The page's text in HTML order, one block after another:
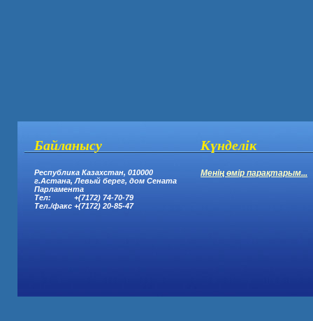
Байланысу
Республика Казахстан, 010000
г.Астана, Левый берег, дом Сената
Парламента
Тел: +(7172) 74-70-79
Тел./факс +(7172) 20-85-47
Күнделік
Менің өмір парақтарым...